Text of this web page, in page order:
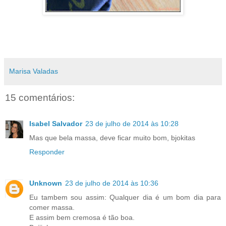
Marisa Valadas
15 comentários:
Isabel Salvador 23 de julho de 2014 às 10:28
Mas que bela massa, deve ficar muito bom, bjokitas
Responder
Unknown 23 de julho de 2014 às 10:36
Eu tambem sou assim: Qualquer dia é um bom dia para
comer massa.
E assim bem cremosa é tão boa.